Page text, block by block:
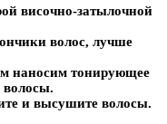
височно-затылочной
волос, лучше
наносим тонирующее
и высушите волосы.